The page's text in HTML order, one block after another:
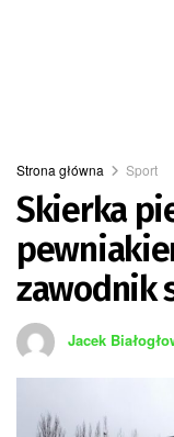
Strona główna Sport
Skierka
zawodnik
Jacek